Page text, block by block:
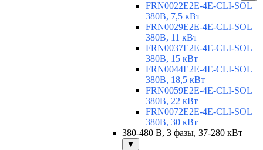
FRN0022E2E-4E-CLI-SOL
380В, 7,5 кВт
FRN0029E2E-4E-CLI-SOL
380В, 11 кВт
FRN0037E2E-4E-CLI-SOL
380В, 15 кВт
FRN0044E2E-4E-CLI-SOL
380В, 18,5 кВт
FRN0059E2E-4E-CLI-SOL
380В, 22 кВт
FRN0072E2E-4E-CLI-SOL
380В, 30 кВт
380-480 В, 3 фазы, 37-280 кВт
▼